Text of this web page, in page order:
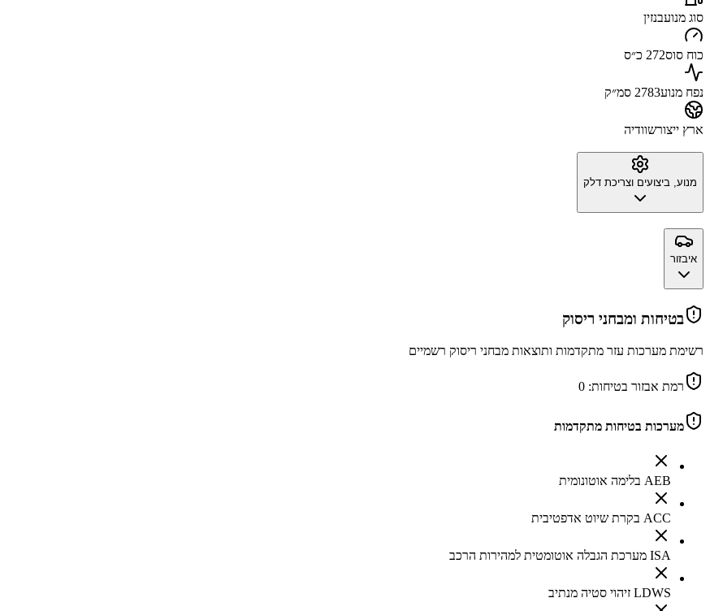
סוג מנועבנזין
כוח סוס272 כ״ס
נפח מנוע2783 סמ״ק
ארץ ייצורשוודיה
מנוע, ביצועים וצריכת דלק
איבזור
בטיחות ומבחני ריסוק
רשימת מערכות עזר מתקדמות ותוצאות מבחני ריסוק רשמיים
רמת אבזור בטיחות: 0
מערכות בטיחות מתקדמות
AEB בלימה אוטונומית
ACC בקרת שיוט אדפטיבית
ISA מערכת הגבלה אוטומטית למהירות הרכב
LDWS זיהוי סטיה מנתיב